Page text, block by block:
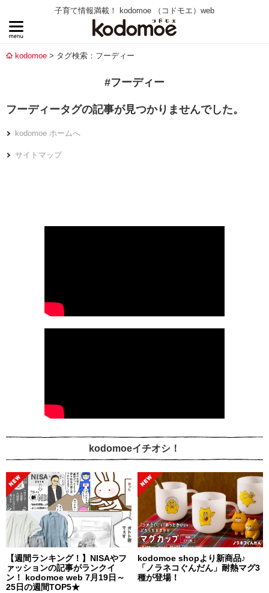
子育て情報満載！ kodomoe （コドモエ）web
kodomoe タグ検索：フーディー
#フーディー
フーディータグの記事が見つかりませんでした。
kodomoe ホームへ
サイトマップ
kodomoeイチオシ！
【週間ランキング！】NISAやフ
ァッションの記事がランクイ
ン！ kodomoe web 7月19日～
25日の週間TOP5★
kodomoe shopより新商品♪
「ノラネコぐんだん」耐熱マグ3
種が登場！